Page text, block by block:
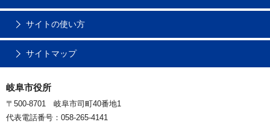
サイトの使い方
サイトマップ
岐阜市役所
〒500-8701 岐阜市司町40番地1
代表電話番号：058-265-4141